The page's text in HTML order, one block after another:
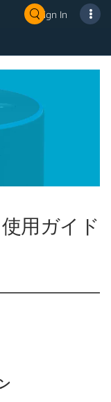
Sign In
用ガイド